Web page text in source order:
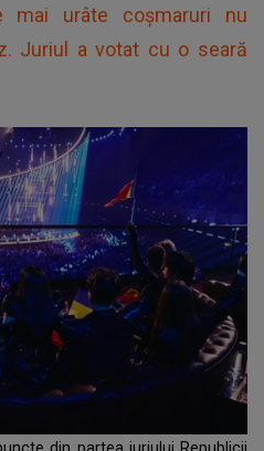
mai urâte coșmaruri nu
Juriul a votat cu o seară